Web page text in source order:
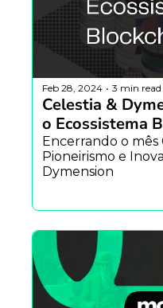
Feb 28, 2024 • 3 min read
Celestia &
o Ecossistema
Encerrando o mês
Pioneirismo e
Dymension